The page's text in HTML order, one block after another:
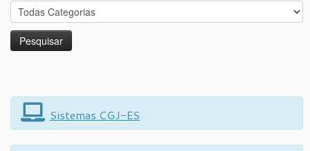
Sistemas CGJ-ES